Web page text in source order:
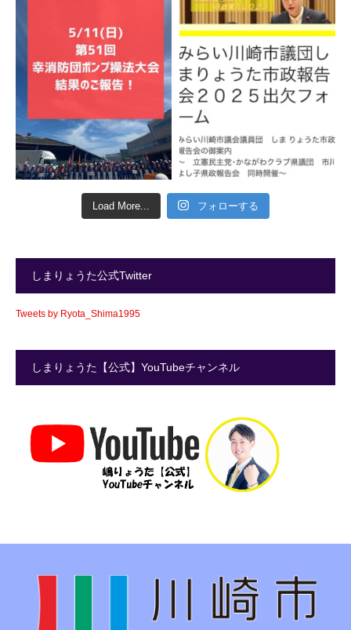
Load More... フォローする
しまりょうた公式Twitter
Tweets by Ryota_Shima1995
しまりょうた【公式】YouTubeチャンネル